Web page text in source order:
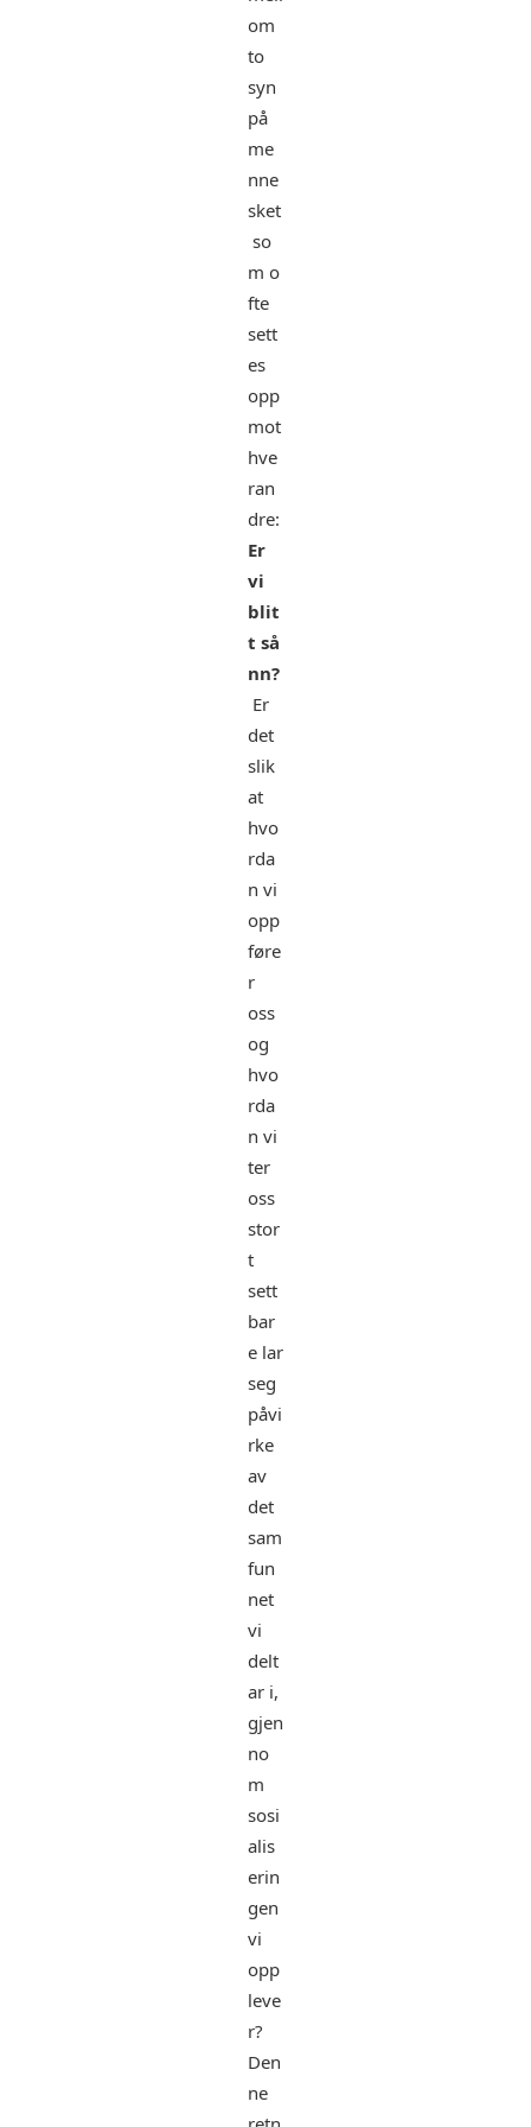
om
to
syn
på
me
nne
sket
so
m o
fte
sett
es
opp
mot
hve
ran
dre:
Er
vi
blit
t så
nn?
Er
det
slik
at
hvo
rda
n vi
opp
føre
r
oss
og
hvo
rda
n vi
ter
oss
stor
t
sett
bar
e lar
seg
påvi
rke
av
det
sam
fun
net
vi
delt
ar i,
gjen
no
m
sosi
alis
erin
gen
vi
opp
leve
r?
Den
ne